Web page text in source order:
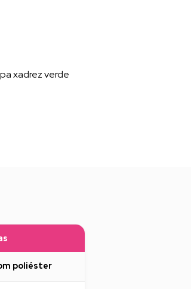
xadrez verde
poliéster